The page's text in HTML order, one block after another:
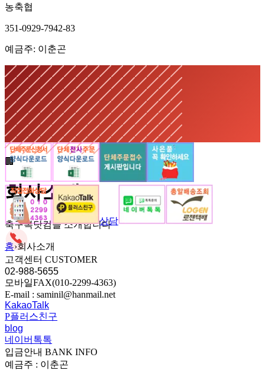
농축협
351-0929-7942-83
예금주: 이춘곤
🏢
회사소개
축구복닷컴을 소개합니다
홈›회사소개
상담
고객센터 CUSTOMER
02-988-5655
모바일FAX(010-2299-4363)
E-mail : saminil@hanmail.net
KakaoTalk
P플러스친구
blog
네이버톡톡
입금안내 BANK INFO
예금주 : 이춘곤